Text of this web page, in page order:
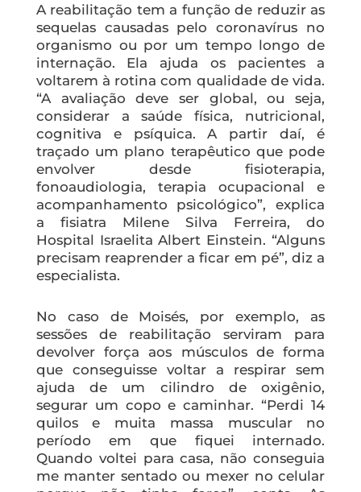
A reabilitação tem a função de reduzir as
sequelas causadas pelo coronavírus no
organismo ou por um tempo longo de
internação. Ela ajuda os pacientes a
voltarem à rotina com qualidade de vida.
“A avaliação deve ser global, ou seja,
considerar a saúde física, nutricional,
cognitiva e psíquica. A partir daí, é
traçado um plano terapêutico que pode
envolver desde fisioterapia,
fonoaudiologia, terapia ocupacional e
acompanhamento psicológico”, explica
a fisiatra Milene Silva Ferreira, do
Hospital Israelita Albert Einstein. “Alguns
precisam reaprender a ficar em pé”, diz a
especialista.
No caso de Moisés, por exemplo, as
sessões de reabilitação serviram para
devolver força aos músculos de forma
que conseguisse voltar a respirar sem
ajuda de um cilindro de oxigênio,
segurar um copo e caminhar. “Perdi 14
quilos e muita massa muscular no
período em que fiquei internado.
Quando voltei para casa, não conseguia
me manter sentado ou mexer no celular